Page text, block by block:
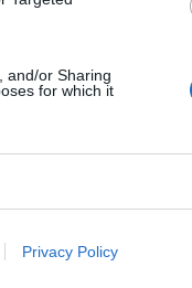
and/or Sharing
for which it
Privacy Policy
traídas directamente